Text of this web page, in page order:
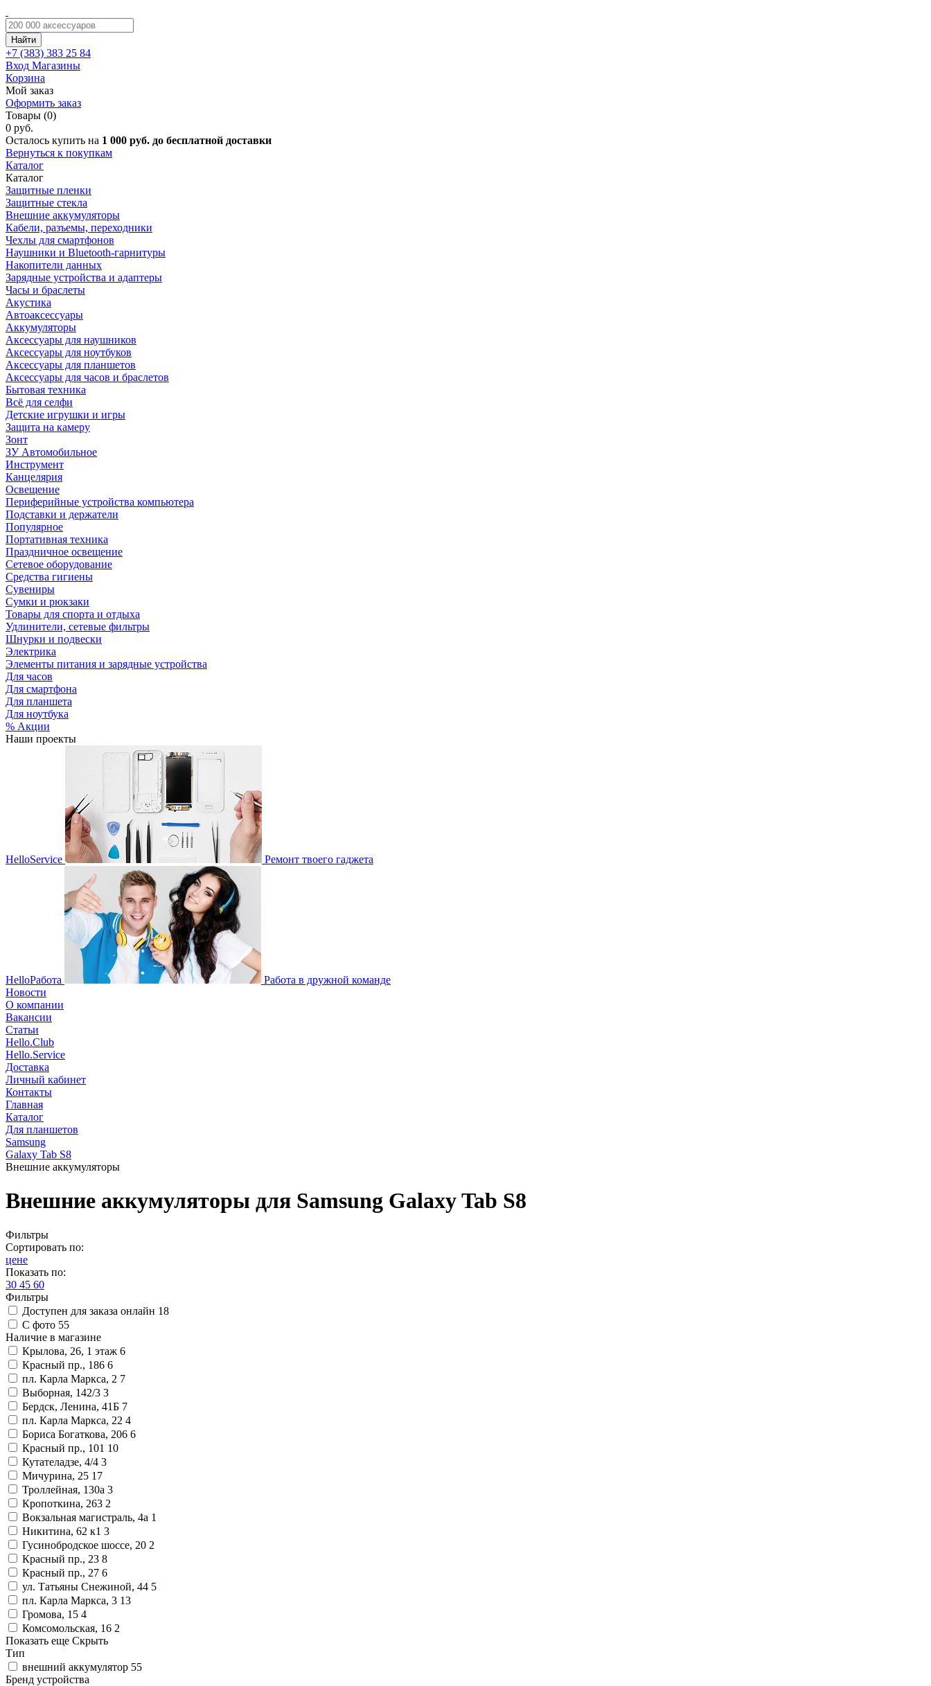
Найти
+7 (383) 383 25 84
Вход Магазины
Корзина
Мой заказ
Оформить заказ
Товары (0)
0 руб.
Осталось купить на 1 000 руб. до бесплатной доставки
Вернуться к покупкам
Каталог
Каталог
Защитные пленки
Защитные стекла
Внешние аккумуляторы
Кабели, разъемы, переходники
Чехлы для смартфонов
Наушники и Bluetooth-гарнитуры
Накопители данных
Зарядные устройства и адаптеры
Часы и браслеты
Акустика
Автоаксессуары
Аккумуляторы
Аксессуары для наушников
Аксессуары для ноутбуков
Аксессуары для планшетов
Аксессуары для часов и браслетов
Бытовая техника
Всё для селфи
Детские игрушки и игры
Защита на камеру
Зонт
ЗУ Автомобильное
Инструмент
Канцелярия
Освещение
Периферийные устройства компьютера
Подставки и держатели
Популярное
Портативная техника
Праздничное освещение
Сетевое оборудование
Средства гигиены
Сувениры
Сумки и рюкзаки
Товары для спорта и отдыха
Удлинители, сетевые фильтры
Шнурки и подвески
Электрика
Элементы питания и зарядные устройства
Для часов
Для смартфона
Для планшета
Для ноутбука
% Акции
Наши проекты
HelloService Ремонт твоего гаджета
HelloРабота
Работа в дружной команде
Новости
О компании
Вакансии
Статьи
Hello.Club
Hello.Service
Доставка
Личный кабинет
Контакты
Главная
Каталог
Для планшетов
Samsung
Galaxy Tab S8
Внешние аккумуляторы
Внешние аккумуляторы для Samsung Galaxy Tab S8
Фильтры
Сортировать по:
цене
Показать по:
30 45 60
Фильтры
Доступен для заказа онлайн 18
С фото 55
Наличие в магазине
Крылова, 26, 1 этаж 6
Красный пр., 186 6
пл. Карла Маркса, 2 7
Выборная, 142/3 3
Бердск, Ленина, 41Б 7
пл. Карла Маркса, 22 4
Бориса Богаткова, 206 6
Красный пр., 101 10
Кутателадзе, 4/4 3
Мичурина, 25 17
Троллейная, 130а 3
Кропоткина, 263 2
Вокзальная магистраль, 4а 1
Никитина, 62 к1 3
Гусинобродское шоссе, 20 2
Красный пр., 23 8
Красный пр., 27 6
ул. Татьяны Снежиной, 44 5
пл. Карла Маркса, 3 13
Громова, 15 4
Комсомольская, 16 2
Показать еще Скрыть
Тип
внешний аккумулятор 55
Бренд устройства